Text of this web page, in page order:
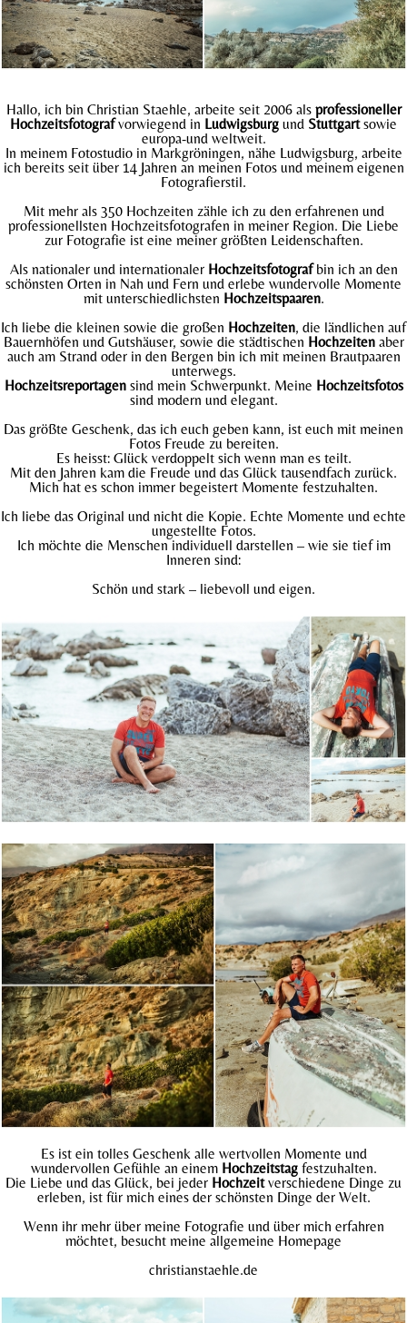
Hallo, ich bin Christian Staehle, arbeite seit 2006 als professioneller
Hochzeitsfotografvorwiegend in Ludwigsburg und Stuttgartsowie
europa-und weltweit.
In meinem Fotostudio in Markgröningen, nähe Ludwigsburg, arbeite
ich bereits seit über 14 Jahren an meinen Fotos und meinem eigenen
Fotografierstil.
Mit mehr als 350 Hochzeiten zähle ich zu den erfahrenen und
professionellsten Hochzeitsfotografen in meiner Region. Die Liebe
zur Fotografie ist eine meiner größten Leidenschaften.
Als nationaler und internationaler Hochzeitsfotografbin ich an den
schönsten Orten in Nah und Fern und erlebe wundervolle Momente
mit unterschiedlichsten Hochzeitspaaren.
Ich liebe die kleinen sowie die großen Hochzeiten, die ländlichen auf
Bauernhöfen und Gutshäuser, sowie die städtischen Hochzeitenaber
auch am Strand oder in den Bergen bin ich mit meinen Brautpaaren
unterwegs.
Hochzeitsreportagensind mein Schwerpunkt. Meine Hochzeitsfotos
sind modern und elegant.
Das größte Geschenk, das ich euch geben kann, ist euch mit meinen
Fotos Freude zu bereiten.
Es heisst: Glück verdoppelt sich wenn man es teilt.
Mit den Jahren kam die Freude und das Glück tausendfach zurück.
Mich hat es schon immer begeistert Momente festzuhalten.
Ich liebe das Original und nicht die Kopie. Echte Momente und echte
ungestellte Fotos.
Ich möchte die Menschen individuell darstellen – wie sie tief im
Inneren sind:
Schön und stark – liebevoll und eigen.
Es ist ein tolles Geschenk alle wertvollen Momente und
wundervollen Gefühle an einem Hochzeitstagfestzuhalten.
Die Liebe und das Glück, bei jeder Hochzeitverschiedene Dinge zu
erleben, ist für mich eines der schönsten Dinge der Welt.
Wenn ihr mehr über meine Fotografie und über mich erfahren
möchtet, besucht meine allgemeine Homepage
christianstaehle.de